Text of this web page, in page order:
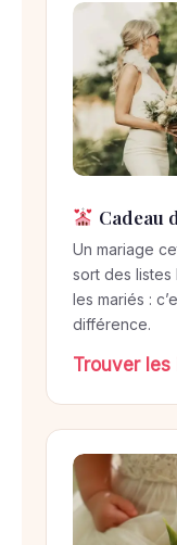
Cadeau
Un mariage
sort des listes
les mariés :
différence.
Trouver